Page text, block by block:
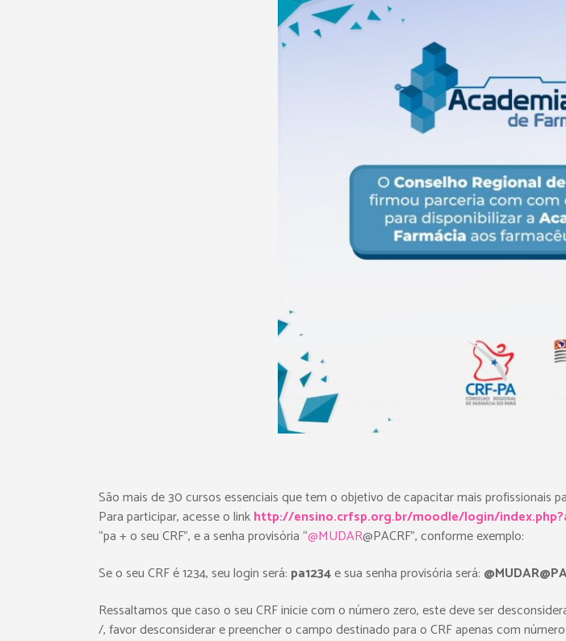
São mais de 30 cursos essenciais que tem o objetivo de capacitar mais profissionais
Para participar, acesse o linkhttp://ensino.crfsp.org.br/moodle/login/
“pa + o seu CRF”, e a senha provisória “@MUDAR@PACRF”, conforme exemplo:
Se o seu CRF é 1234, seu login será: pa1234e sua senha provisória será:
Ressaltamos que caso o seu CRF inicie com o número zero, este deve ser
/, favor desconsiderar e preencher o campo destinado para o CRF apenas com